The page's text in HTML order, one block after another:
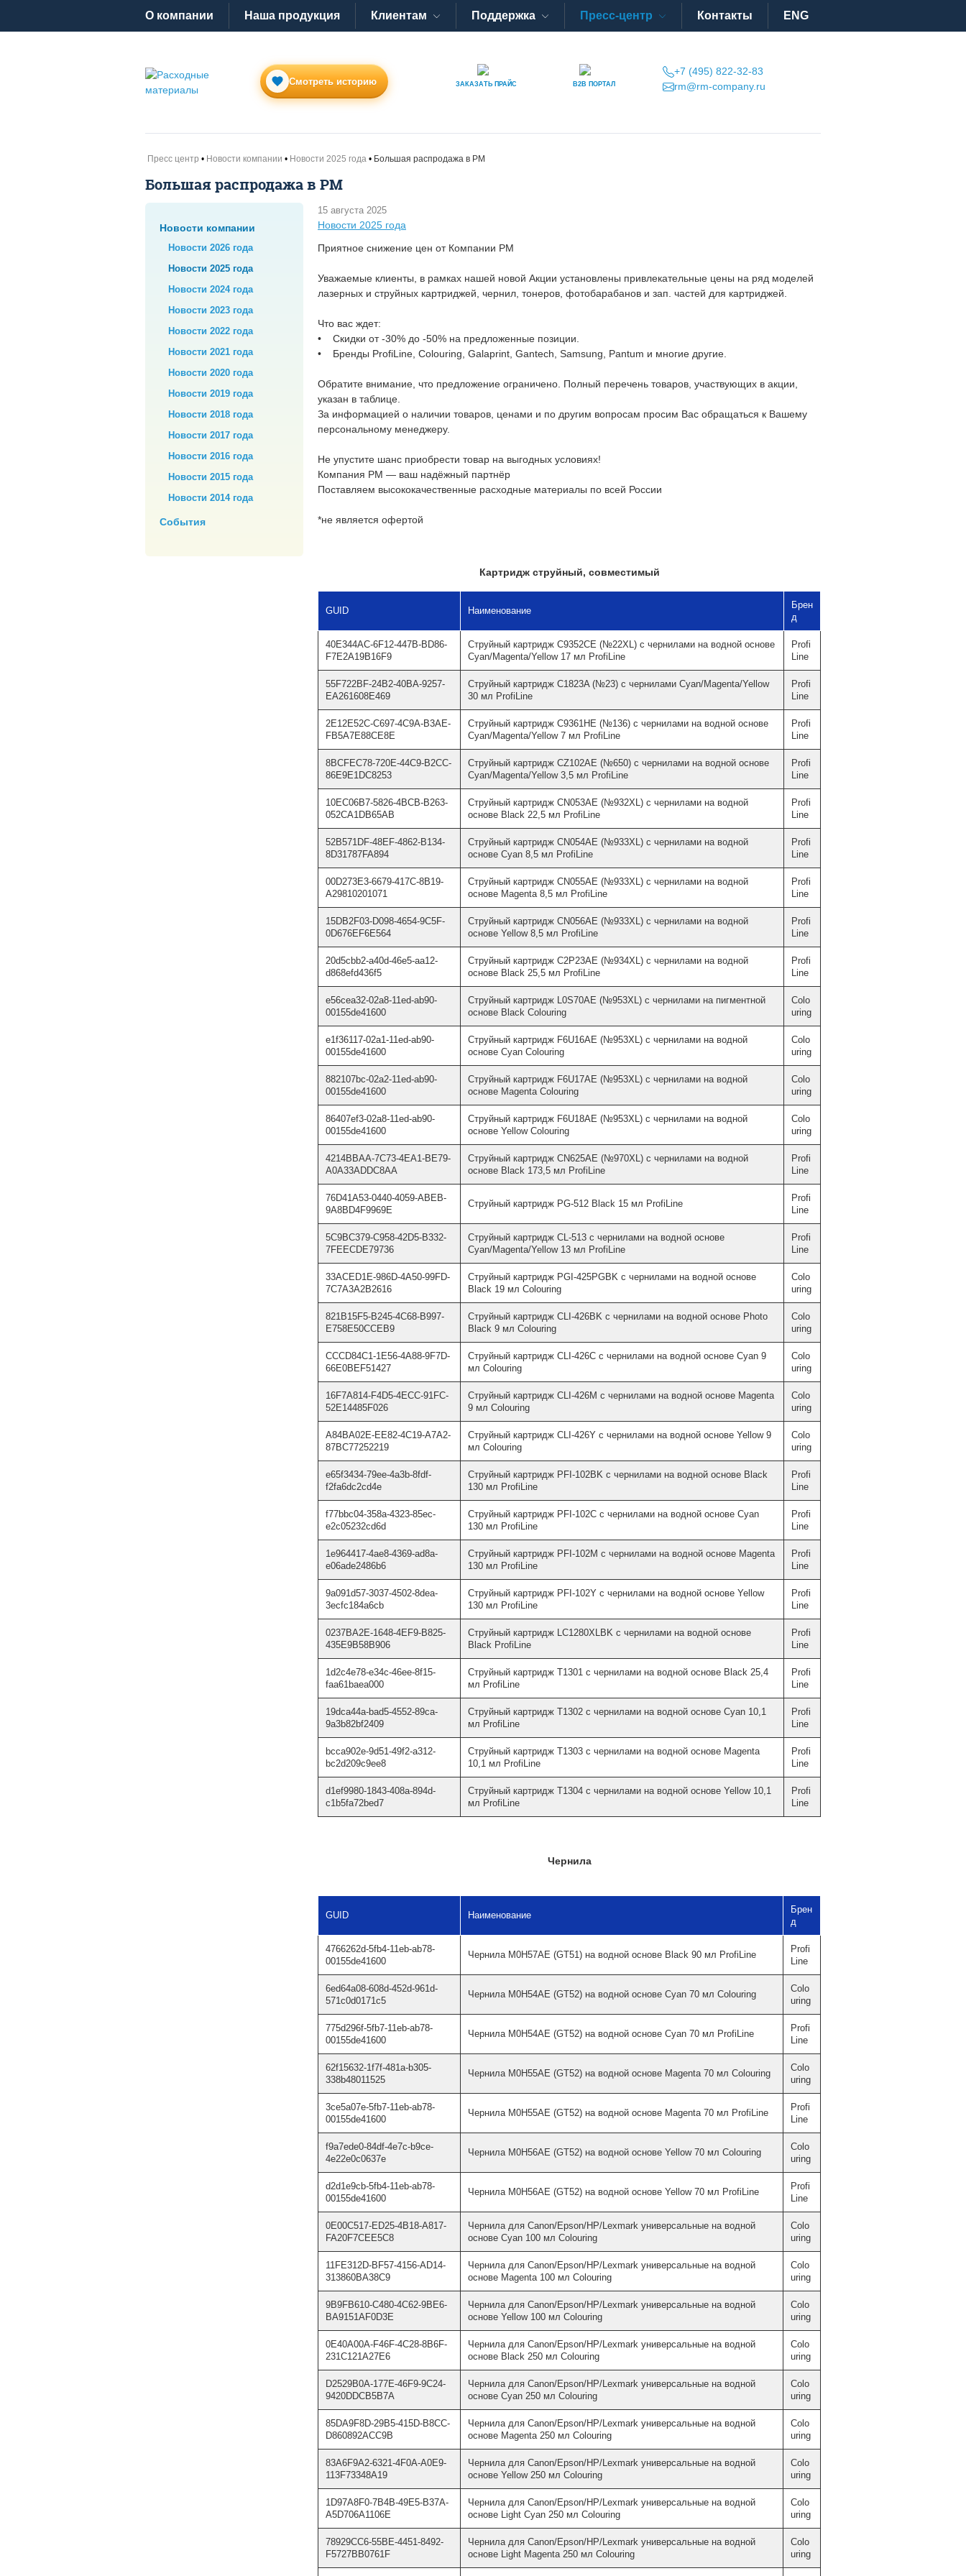
O компании Наша продукция Клиентам Поддержка Пресс-центр Контакты ENG
Смотреть историю ЗАКАЗАТЬ ПРАЙС B2B ПОРТАЛ
+7 (495) 822-32-83
rm@rm-company.ru
Пресс центр Новости компании Новости 2025 года Большая распродажа в РМ
Большая распродажа в РМ
Новости компании
Новости 2026 года
Новости 2025 года
Новости 2024 года
Новости 2023 года
Новости 2022 года
Новости 2021 года
Новости 2020 года
Новости 2019 года
Новости 2018 года
Новости 2017 года
Новости 2016 года
Новости 2015 года
Новости 2014 года
События
15 августа 2025
Новости 2025 года
Приятное снижение цен от Компании РМ
Уважаемые клиенты, в рамках нашей новой Акции установлены привлекательные цены на ряд моделей
лазерных и струйных картриджей, чернил, тонеров, фотобарабанов и зап. частей для картриджей.
Что вас ждет:
• Скидки от -30% до -50% на предложенные позиции.
• Бренды ProfiLine, Colouring, Galaprint, Gantech, Samsung, Pantum и многие другие.
Обратите внимание, что предложение ограничено. Полный перечень товаров, участвующих в акции,
указан в таблице.
За информацией о наличии товаров, ценами и по другим вопросам просим Вас обращаться к Вашему
персональному менеджеру.
Не упустите шанс приобрести товар на выгодных условиях!
Компания РМ — ваш надёжный партнёр
Поставляем высококачественные расходные материалы по всей России
*не является офертой
Картридж струйный, совместимый
GUID Наименование
Брен
д
40E344AC-6F12-447B-BD86-
F7E2A19B16F9
Струйный картридж C9352CE (№22XL) с чернилами на водной основе
Cyan/Magenta/Yellow 17 мл ProfiLine
Profi
Line
55F722BF-24B2-40BA-9257-
EA261608E469
Струйный картридж C1823A (№23) с чернилами Cyan/Magenta/Yellow
30 мл ProfiLine
Profi
Line
2E12E52C-C697-4C9A-B3AE-
FB5A7E88CE8E
Струйный картридж C9361HE (№136) с чернилами на водной основе
Cyan/Magenta/Yellow 7 мл ProfiLine
Profi
Line
8BCFEC78-720E-44C9-B2CC-
86E9E1DC8253
Струйный картридж CZ102AE (№650) с чернилами на водной основе
Cyan/Magenta/Yellow 3,5 мл ProfiLine
Profi
Line
10EC06B7-5826-4BCB-B263-
052CA1DB65AB
Струйный картридж CN053AE (№932XL) с чернилами на водной
основе Black 22,5 мл ProfiLine
Profi
Line
52B571DF-48EF-4862-B134-
8D31787FA894
Струйный картридж CN054AE (№933XL) с чернилами на водной
основе Cyan 8,5 мл ProfiLine
Profi
Line
00D273E3-6679-417C-8B19-
A29810201071
Струйный картридж CN055AE (№933XL) с чернилами на водной
основе Magenta 8,5 мл ProfiLine
Profi
Line
15DB2F03-D098-4654-9C5F-
0D676EF6E564
Струйный картридж CN056AE (№933XL) с чернилами на водной
основе Yellow 8,5 мл ProfiLine
Profi
Line
20d5cbb2-a40d-46e5-aa12-
d868efd436f5
Струйный картридж C2P23AE (№934XL) с чернилами на водной
основе Black 25,5 мл ProfiLine
Profi
Line
e56cea32-02a8-11ed-ab90-
00155de41600
Струйный картридж L0S70AE (№953XL) с чернилами на пигментной
основе Black Colouring
Colo
uring
e1f36117-02a1-11ed-ab90-
00155de41600
Струйный картридж F6U16AE (№953XL) с чернилами на водной
основе Cyan Colouring
Colo
uring
882107bc-02a2-11ed-ab90-
00155de41600
Струйный картридж F6U17AE (№953XL) с чернилами на водной
основе Magenta Colouring
Colo
uring
86407ef3-02a8-11ed-ab90-
00155de41600
Струйный картридж F6U18AE (№953XL) с чернилами на водной
основе Yellow Colouring
Colo
uring
4214BBAA-7C73-4EA1-BE79-
A0A33ADDC8AA
Струйный картридж CN625AE (№970XL) с чернилами на водной
основе Black 173,5 мл ProfiLine
Profi
Line
76D41A53-0440-4059-ABEB-
9A8BD4F9969E
Струйный картридж PG-512 Black 15 мл ProfiLine
Profi
Line
5C9BC379-C958-42D5-B332-
7FEECDE79736
Струйный картридж CL-513 с чернилами на водной основе
Cyan/Magenta/Yellow 13 мл ProfiLine
Profi
Line
33ACED1E-986D-4A50-99FD-
7C7A3A2B2616
Струйный картридж PGI-425PGBK с чернилами на водной основе
Black 19 мл Colouring
Colo
uring
821B15F5-B245-4C68-B997-
E758E50CCEB9
Струйный картридж CLI-426BK с чернилами на водной основе Photo
Black 9 мл Colouring
Colo
uring
CCCD84C1-1E56-4A88-9F7D-
66E0BEF51427
Струйный картридж CLI-426C с чернилами на водной основе Cyan 9
мл Colouring
Colo
uring
16F7A814-F4D5-4ECC-91FC-
52E14485F026
Струйный картридж CLI-426M с чернилами на водной основе Magenta
9 мл Colouring
Colo
uring
A84BA02E-EE82-4C19-A7A2-
87BC77252219
Струйный картридж CLI-426Y с чернилами на водной основе Yellow 9
мл Colouring
Colo
uring
e65f3434-79ee-4a3b-8fdf-
f2fa6dc2cd4e
Струйный картридж PFI-102BK с чернилами на водной основе Black
130 мл ProfiLine
Profi
Line
f77bbc04-358a-4323-85ec-
e2c05232cd6d
Струйный картридж PFI-102C с чернилами на водной основе Cyan
130 мл ProfiLine
Profi
Line
1e964417-4ae8-4369-ad8a-
e06ade2486b6
Струйный картридж PFI-102M с чернилами на водной основе Magenta
130 мл ProfiLine
Profi
Line
9a091d57-3037-4502-8dea-
3ecfc184a6cb
Струйный картридж PFI-102Y с чернилами на водной основе Yellow
130 мл ProfiLine
Profi
Line
0237BA2E-1648-4EF9-B825-
435E9B58B906
Струйный картридж LC1280XLBK с чернилами на водной основе
Black ProfiLine
Profi
Line
1d2c4e78-e34c-46ee-8f15-
faa61baea000
Струйный картридж T1301 с чернилами на водной основе Black 25,4
мл ProfiLine
Profi
Line
19dca44a-bad5-4552-89ca-
9a3b82bf2409
Струйный картридж T1302 с чернилами на водной основе Cyan 10,1
мл ProfiLine
Profi
Line
bcca902e-9d51-49f2-a312-
bc2d209c9ee8
Струйный картридж T1303 с чернилами на водной основе Magenta
10,1 мл ProfiLine
Profi
Line
d1ef9980-1843-408a-894d-
c1b5fa72bed7
Струйный картридж T1304 с чернилами на водной основе Yellow 10,1
мл ProfiLine
Profi
Line
Чернила
GUID Наименование
Брен
д
4766262d-5fb4-11eb-ab78-
00155de41600
Чернила M0H57AE (GT51) на водной основе Black 90 мл ProfiLine
Profi
Line
6ed64a08-608d-452d-961d-
571c0d0171c5
Чернила M0H54AE (GT52) на водной основе Cyan 70 мл Colouring
Colo
uring
775d296f-5fb7-11eb-ab78-
00155de41600
Чернила M0H54AE (GT52) на водной основе Cyan 70 мл ProfiLine
Profi
Line
62f15632-1f7f-481a-b305-
338b48011525
Чернила M0H55AE (GT52) на водной основе Magenta 70 мл Colouring
Colo
uring
3ce5a07e-5fb7-11eb-ab78-
00155de41600
Чернила M0H55AE (GT52) на водной основе Magenta 70 мл ProfiLine
Profi
Line
f9a7ede0-84df-4e7c-b9ce-
4e22e0c0637e
Чернила M0H56AE (GT52) на водной основе Yellow 70 мл Colouring
Colo
uring
d2d1e9cb-5fb4-11eb-ab78-
00155de41600
Чернила M0H56AE (GT52) на водной основе Yellow 70 мл ProfiLine
Profi
Line
0E00C517-ED25-4B18-A817-
FA20F7CEE5C8
Чернила для Canon/Epson/HP/Lexmark универсальные на водной
основе Cyan 100 мл Colouring
Colo
uring
11FE312D-BF57-4156-AD14-
313860BA38C9
Чернила для Canon/Epson/HP/Lexmark универсальные на водной
основе Magenta 100 мл Colouring
Colo
uring
9B9FB610-C480-4C62-9BE6-
BA9151AF0D3E
Чернила для Canon/Epson/HP/Lexmark универсальные на водной
основе Yellow 100 мл Colouring
Colo
uring
0E40A00A-F46F-4C28-8B6F-
231C121A27E6
Чернила для Canon/Epson/HP/Lexmark универсальные на водной
основе Black 250 мл Colouring
Colo
uring
D2529B0A-177E-46F9-9C24-
9420DDCB5B7A
Чернила для Canon/Epson/HP/Lexmark универсальные на водной
основе Cyan 250 мл Colouring
Colo
uring
85DA9F8D-29B5-415D-B8CC-
D860892ACC9B
Чернила для Canon/Epson/HP/Lexmark универсальные на водной
основе Magenta 250 мл Colouring
Colo
uring
83A6F9A2-6321-4F0A-A0E9-
113F73348A19
Чернила для Canon/Epson/HP/Lexmark универсальные на водной
основе Yellow 250 мл Colouring
Colo
uring
1D97A8F0-7B4B-49E5-B37A-
A5D706A1106E
Чернила для Canon/Epson/HP/Lexmark универсальные на водной
основе Light Cyan 250 мл Colouring
Colo
uring
78929CC6-55BE-4451-8492-
F5727BB0761F
Чернила для Canon/Epson/HP/Lexmark универсальные на водной
основе Light Magenta 250 мл Colouring
Colo
uring